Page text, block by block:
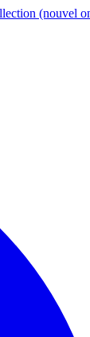
(nouvel